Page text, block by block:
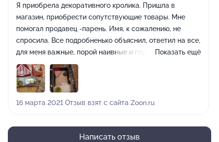
Я приобрела декоративного кролика. Пришла в
магазин, приобрести сопутствующие товары. Мне
помогал продавец -парень. Имя, к сожалению, не
спросила. Все подробненько объяснил, ответил на все,
для меня важные, порой наивные и глупые, вопросы
новичка, с должным терпением и приветливостью.
Полностью закупилась и ушла довольна. Будь Я "
Тайным покупателем" мальчику за обслуживание,
поставила бы отлично.
Показать ещё
16 марта 2021 Отзыв взят с сайта Zoon.ru
Написать отзыв